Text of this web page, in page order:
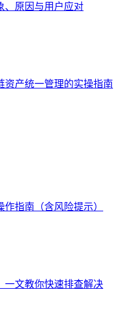
、原因与用户应对
资产统一管理的实操指南
指南（含风险提示）
一文教你快速排查解决